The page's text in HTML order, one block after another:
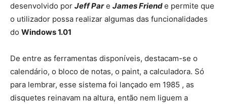
desenvolvido por Jeff Par e James Friende permite que
o utilizador possa realizar algumas das funcionalidades
do Windows 1.01
De entre as ferramentas disponíveis, destacam-se o
calendário, o bloco de notas, o paint, a calculadora. Só
para lembrar, esse sistema foi lançado em 1985 , as
disquetes reinavam na altura, então nem liguem a